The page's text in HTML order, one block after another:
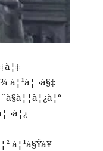
à¦¹à¦¬à§‡
à¦¹à§Ÿà¥